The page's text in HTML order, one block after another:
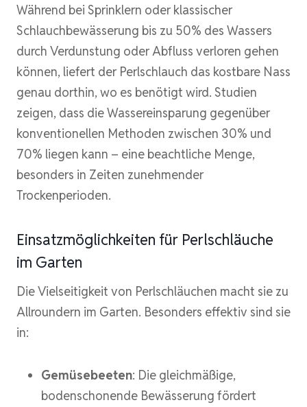
Während bei Sprinklern oder klassischer
Schlauchbewässerung bis zu 50% des Wassers
durch Verdunstung oder Abfluss verloren gehen
können, liefert der Perlschlauch das kostbare Nass
genau dorthin, wo es benötigt wird. Studien
zeigen, dass die Wassereinsparung gegenüber
konventionellen Methoden zwischen 30% und
70% liegen kann – eine beachtliche Menge,
besonders in Zeiten zunehmender
Trockenperioden.
Einsatzmöglichkeiten für Perlschläuche
im Garten
Die Vielseitigkeit von Perlschläuchen macht sie zu
Allroundern im Garten. Besonders effektiv sind sie
in:
Gemüsebeeten: Die gleichmäßige,
bodenschonende Bewässerung fördert